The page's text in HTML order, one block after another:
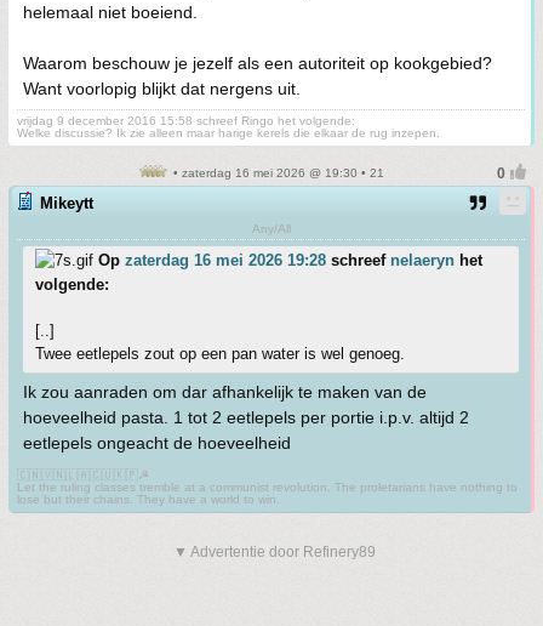
helemaal niet boeiend.
Waarom beschouw je jezelf als een autoriteit op kookgebied?
Want voorlopig blijkt dat nergens uit.
vrijdag 9 december 2016 15:58 schreef Ringo het volgende:
Welke discussie? Ik zie alleen maar harige kerels die elkaar de rug inzepen.
• zaterdag 16 mei 2026 @ 19:30 • 21
Mikeytt
Any/All
Op zaterdag 16 mei 2026 19:28 schreef nelaeryn het
volgende:
[..]
Twee eetlepels zout op een pan water is wel genoeg.
Ik zou aanraden om dar afhankelijk te maken van de
hoeveelheid pasta. 1 tot 2 eetlepels per portie i.p.v. altijd 2
eetlepels ongeacht de hoeveelheid
🇨🇳🇻🇳🇱🇦🇨🇺🇰🇵☭
Let the ruling classes tremble at a communist revolution. The proletarians have nothing to
lose but their chains. They have a world to win.
▼ Advertentie door Refinery89